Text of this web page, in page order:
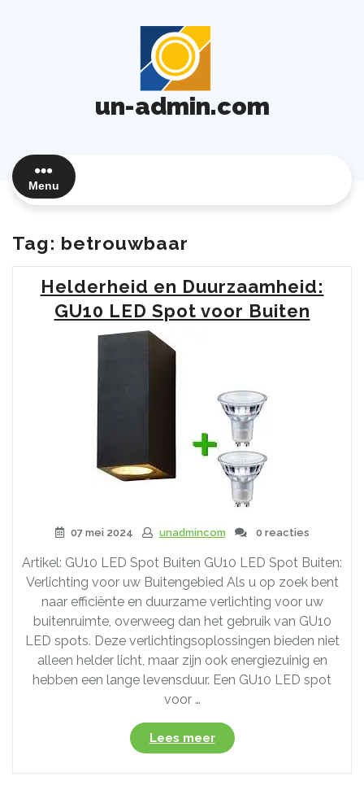
un-admin.com
Menu
Tag: betrouwbaar
Helderheid en Duurzaamheid:
GU10 LED Spot voor Buiten
07 mei 2024 unadmincom 0 reacties
Artikel: GU10 LED Spot Buiten GU10 LED Spot Buiten:
Verlichting voor uw Buitengebied Als u op zoek bent
naar efficiënte en duurzame verlichting voor uw
buitenruimte, overweeg dan het gebruik van GU10
LED spots. Deze verlichtingsoplossingen bieden niet
alleen helder licht, maar zijn ook energiezuinig en
hebben een lange levensduur. Een GU10 LED spot
voor …
Lees meer“Helderheid
en
Duurzaamheid: